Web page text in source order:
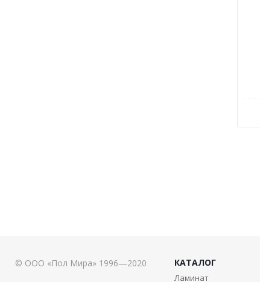
© ООО «Пол Мира» 1996—2020 КАТАЛОГ
Ламинат